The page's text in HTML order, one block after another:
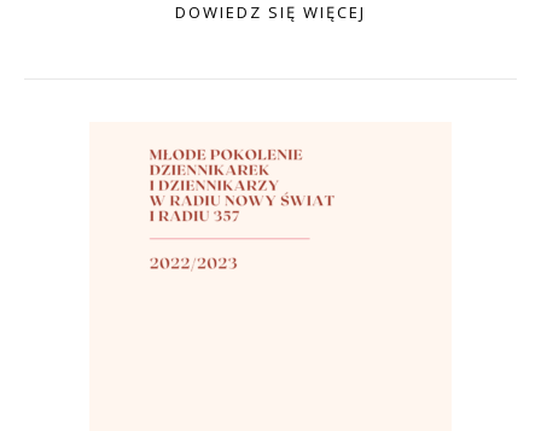
DOWIEDZ SIĘ WIĘCEJ